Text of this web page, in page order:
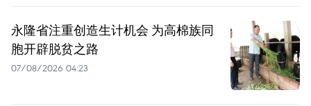
永隆省注重创造生计机会 为高棉族同
胞开辟脱贫之路
07/08/2026 04:23